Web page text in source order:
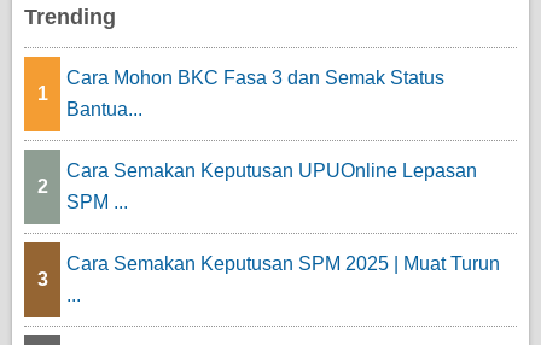
Trending
1
Cara Mohon BKC Fasa 3 dan Semak Status
Bantua...
2
Cara Semakan Keputusan UPUOnline Lepasan
SPM ...
3
Cara Semakan Keputusan SPM 2025 | Muat Turun
...